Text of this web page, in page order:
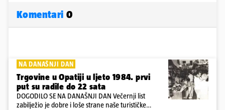
Komentari 0
NA DANAŠNJI DAN
Trgovine u Opatiji u ljeto 1984. prvi
put su radile do 22 sata
DOGODILO SE NA DANAŠNJI DAN Večernji list
zabilježio je dobre i loše strane naše turističke